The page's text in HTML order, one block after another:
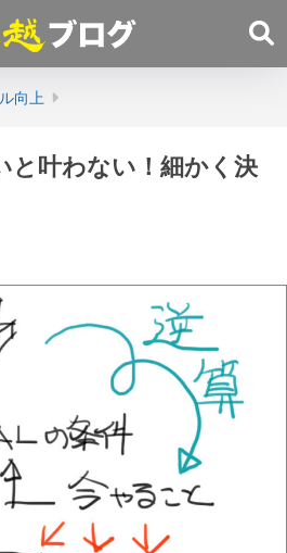
向上
と叶わない！細かく決